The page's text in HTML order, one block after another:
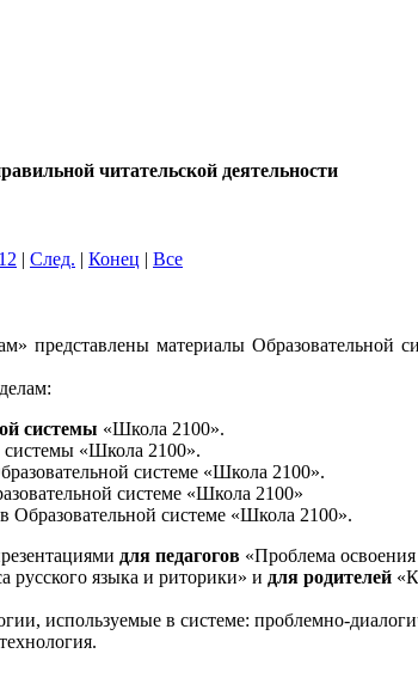
читательской деятельности
12 | След. | Конец | Все
представлены материалы Образовательной
системы «Школа 2100».
системы «Школа 2100».
системе «Школа 2100».
системе «Школа 2100»
в Образовательной системе «Школа 2100».
для педагогов «Проблема
русского языка и риторики» и для родителей
используемые в системе: проблемно-